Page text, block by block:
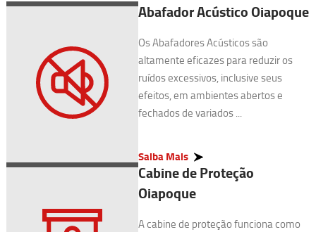
Abafador Acústico Oiapoque
Os Abafadores Acústicos são
altamente eficazes para reduzir os
ruídos excessivos, inclusive seus
efeitos, em ambientes abertos e
fechados de variados ...
Saiba Mais
Cabine de Proteção
Oiapoque
A cabine de proteção funciona como